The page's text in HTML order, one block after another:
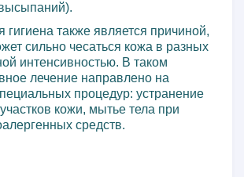
гигиена также является причиной,
сильно чесаться кожа в разных
интенсивностью. В таком
лечение направлено на
процедур: устранение
кожи, мытье тела при
средств.